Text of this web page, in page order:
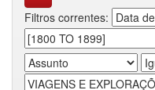
Filtros correntes: